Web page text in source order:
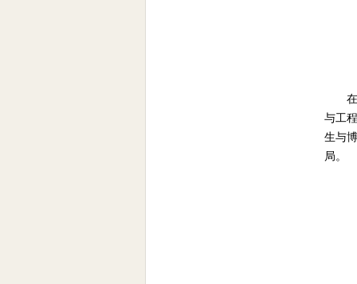
与工
生与
局。